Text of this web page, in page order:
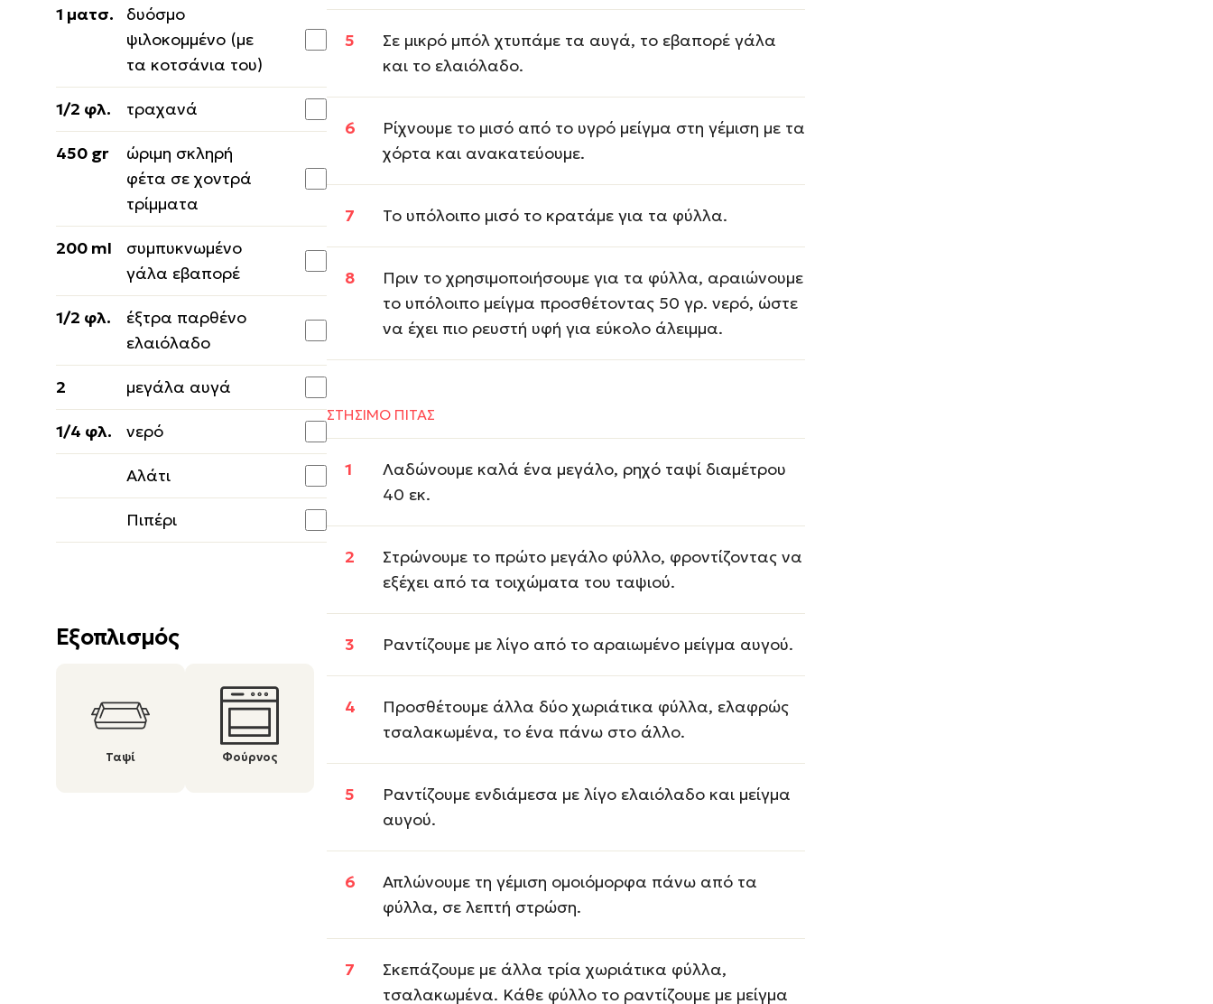
1 ματσ.
δυόσμο
ψιλοκομμένο (με
τα κοτσάνια του)
1/2 φλ. τραχανά
450 gr
ώριμη σκληρή
φέτα σε χοντρά
τρίμματα
200 ml
συμπυκνωμένο
γάλα εβαπορέ
1/2 φλ.
έξτρα παρθένο
ελαιόλαδο
2 μεγάλα αυγά
1/4 φλ. νερό
Αλάτι
Πιπέρι
Εξοπλισμός
Ταψί Φούρνος
Σε μικρό μπόλ χτυπάμε τα αυγά, το εβαπορέ γάλα
και το ελαιόλαδο.
Ρίχνουμε το μισό από το υγρό μείγμα στη γέμιση με τα
χόρτα και ανακατεύουμε.
Το υπόλοιπο μισό το κρατάμε για τα φύλλα.
Πριν το χρησιμοποιήσουμε για τα φύλλα, αραιώνουμε
το υπόλοιπο μείγμα προσθέτοντας 50 γρ. νερό, ώστε
να έχει πιο ρευστή υφή για εύκολο άλειμμα.
ΣΤΗΣΙΜΟ ΠΙΤΑΣ
Λαδώνουμε καλά ένα μεγάλο, ρηχό ταψί διαμέτρου
40 εκ.
Στρώνουμε το πρώτο μεγάλο φύλλο, φροντίζοντας να
εξέχει από τα τοιχώματα του ταψιού.
Ραντίζουμε με λίγο από το αραιωμένο μείγμα αυγού.
Προσθέτουμε άλλα δύο χωριάτικα φύλλα, ελαφρώς
τσαλακωμένα, το ένα πάνω στο άλλο.
Ραντίζουμε ενδιάμεσα με λίγο ελαιόλαδο και μείγμα
αυγού.
Απλώνουμε τη γέμιση ομοιόμορφα πάνω από τα
φύλλα, σε λεπτή στρώση.
Σκεπάζουμε με άλλα τρία χωριάτικα φύλλα,
τσαλακωμένα. Κάθε φύλλο το ραντίζουμε με μείγμα